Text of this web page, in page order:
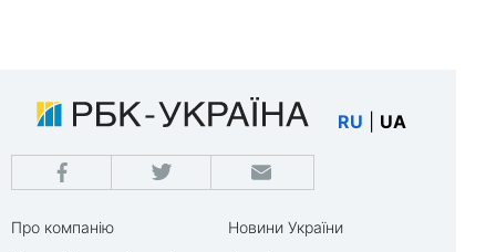
RU UA
Про компанію
Новини України